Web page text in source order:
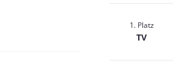
1. Platz
TV